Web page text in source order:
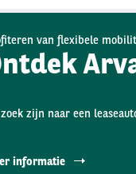
van flexibele
zijn naar een
informatie